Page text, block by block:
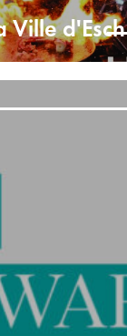
Ville d'Esch